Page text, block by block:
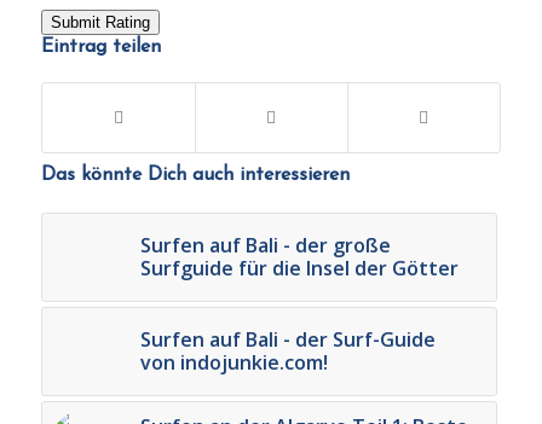
Submit Rating
Eintrag teilen
Das könnte Dich auch interessieren
Surfen auf Bali - der große
Surfguide für die Insel der Götter
Surfen auf Bali - der Surf-Guide
von indojunkie.com!